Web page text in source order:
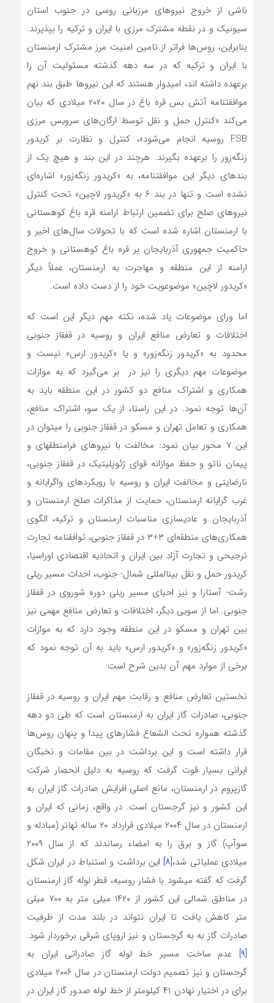
ناشی از خروج نیروهای مرزبانی روسی در جنوب استان
سیونیک و در نقطه مشترک مرزی با ایران و ترکیه را بپذیرند.
بنابراین، روس‌ها فراتر از تامین امنیت مرز مشترک ارمنستان
با ایران و ترکیه که در سه دهه گذشته مسئولیت آن را
برعهده داشته اند، امیدوار هستند که این نیروها طبق بند نهم
موافقتنامه آتش بس قره باغ در سال ۲۰۲۰ میلادی که بیان‌
می‌کند «کنترل حمل و نقل توسط ارگان‌های سرویس مرزی
FSB روسیه انجام می‌شود»، کنترل و نظارت بر کریدور
‌زنگه‌زور را برعهده بگیرند. هرچند در این بند و هیچ یک از
بندهای دیگر این موافقتنامه، به «کریدور ‌زنگه‌زور» اشاره‌ای
‌‌نشده است و تنها در بند ۶ به «کریدور لاچین» تحت کنترل
نیروهای صلح برای تضمین ارتباط ارامنه قره باغ کوهستانی
با ارمنستان اشاره شده است که با تحولات سال‌های اخیر و
حاکمیت جمهوری آذربایجان بر قره باغ کوهستانی و خروج
ارامنه از این منطقه و مهاجرت به ارمنستان، عملاً دیگر
«کریدور لاچین» موضوعویت خود را از دست داده است.
اما ورای موضوعات یاد شده، نکته مهم دیگر این است که
اختلافات و تعارض منافع ایران و روسیه در قفقاز جنوبی
محدود به «کریدور زنگه‌زور» و یا «کریدور ارس» نیست و
موضوعات مهم دیگری را نیز در بر‌ می‌گیرد که به موازات
همکاری و اشتراک منافع دو کشور در این منطقه باید به
آن‌ها توجه نمود. در این راستا، از یک سو، اشتراک منافع،
همکاری و تعامل تهران و مسکو در قفقاز جنوبی را می­توان در
این ۷ محور بیان نمود: مخالفت با نیروهای فرامنطقه­ای و
پیمان ناتو و حفظ موازانه قوای ژئوپلیتیک در قفقاز جنوبی،
نارضایتی و مخالفت ایران و روسیه با رویکردهای واگرایانه و
غرب گرایانه ارمنستان، حمایت از مذاکرات صلح ارمنستان و
آذربایجان و عادی­سازی مناسبات ارمنستان و ترکیه، الگوی
همکاری‌های منطقه‌ای ‌‌۳+۳ در قفقاز جنوبی، توافقنامه تجارت
ترجیحی و تجارت آزاد بین ایران و اتحادیه اقتصادی اوراسیا،
کریدور حمل و نقل بین­المللی شمال- جنوب، احداث مسیر ریلی
رشت- آستارا و نیز احیای مسیر ریلی دوره شوروی در قفقاز
جنوبی. اما از سویی دیگر، اختلافات و تعارض منافع مهمی نیز
بین تهران و مسکو در این منطقه وجود دارد که به موازات
«کریدور ‌زنگه‌زور» و «کریدور ارس» باید به آن توجه نمود که
برخی از موارد مهم آن بدین شرح است:
نخستین تعارض منافع و رقابت مهم ایران و روسیه در قفقاز
جنوبی، صادرات گاز ایران به ارمنستان است که طی دو دهه
گذشته همواره تحت الشعاع فشارهای پیدا و پنهان روس‌ها
قرار داشته است و این برداشت در بین مقامات و نخبگان
ایرانی بسیار قوت گرفت که روسیه به دلیل انحصار شرکت
گازپروم در ارمنستان، مانع اصلی افزایش صادرات گاز ایران به
این کشور و نیز گرجستان است. در واقع، زمانی که ایران و
ارمنستان در سال ۲۰۰۴ میلادی قرارداد ۲۰ ساله تهاتر (مبادله و
سوآپ) گاز و برق را به امضاء رساندند که از سال ۲۰۰۹
میلادی عملیاتی شد،[۸]
این برداشت و استنباط در ایران شکل
گرفت که گفته می­شود با فشار روسیه، قطر لوله گاز ارمنستان
در مناطق شمالی این کشور از ۱۴۲۰ میلی متر به ۷۰۰ میلی
متر کاهش یافت تا ایران نتواند در بلند مدت از ظرفیت
صادرات گاز به به گرجستان و نیز اروپای شرقی برخوردار شود.
[۹]
عدم ساخت مسیر خط لوله گاز صادراتی ایران به
گرجستان و نیز تصمیم دولت ارمنستان در سال ۲۰۰۶ میلادی
برای در اختیار نهادن ۴۱ کیلومتر از خط لوله صدور گاز ایران در